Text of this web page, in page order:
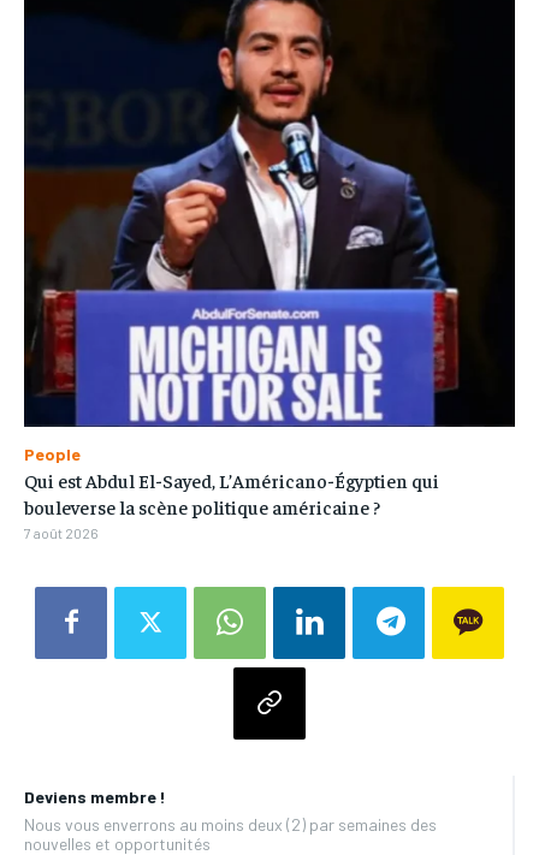
Deviens membre !
Nous vous enverrons au moins deux (2) par semaines des
nouvelles et opportunités
People
Qui est Abdul El-Sayed, L’Américano-Égyptien qui
bouleverse la scène politique américaine ?
7 août 2026